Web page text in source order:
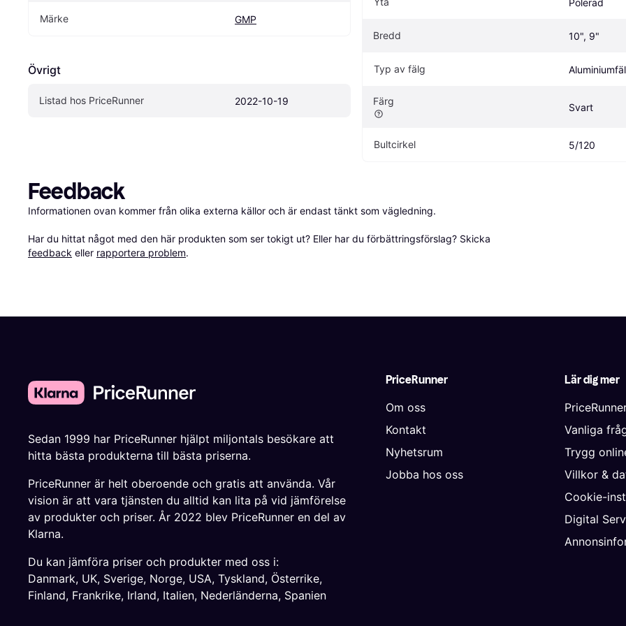
Märke GMP
Övrigt
Listad hos PriceRunner 2022-10-19
Polerad
Bredd 10", 9"
Typ av fälg
Färg
Svart
Bultcirkel 5/120
Feedback
Informationen ovan kommer från olika externa källor och är endast tänkt som vägledning.
Har du hittat något med den här produkten som ser tokigt ut? Eller har du förbättringsförslag? Skicka
feedback eller rapportera problem.
PriceRunner
Om oss
Kontakt
Nyhetsrum
Jobba hos oss
Lär dig mer
Vanliga
Trygg
Villkor &
Cookie-
Digital
Sedan 1999 har PriceRunner hjälpt miljontals besökare att
hitta bästa produkterna till bästa priserna.
PriceRunner är helt oberoende och gratis att använda. Vår
vision är att vara tjänsten du alltid kan lita på vid jämförelse
av produkter och priser. År 2022 blev PriceRunner en del av
Klarna.
Du kan jämföra priser och produkter med oss i:
Danmark, UK, Sverige, Norge, USA, Tyskland, Österrike,
Finland, Frankrike, Irland, Italien, Nederländerna, Spanien